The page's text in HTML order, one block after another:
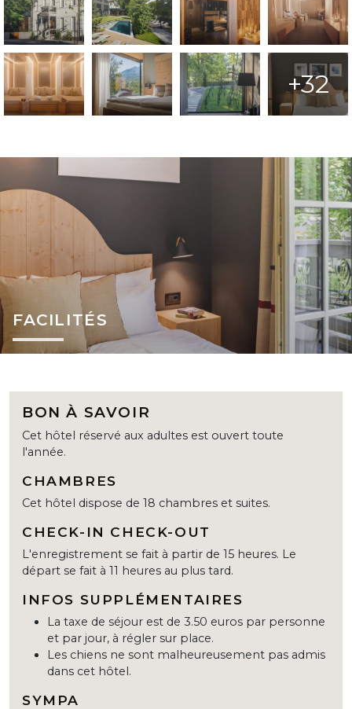
+32
FACILITÉS
BON À SAVOIR
Cet hôtel réservé aux adultes est ouvert toute
l'année.
CHAMBRES
Cet hôtel dispose de 18 chambres et suites.
CHECK-IN CHECK-OUT
L'enregistrement se fait à partir de 15 heures. Le
départ se fait à 11 heures au plus tard.
INFOS SUPPLÉMENTAIRES
La taxe de séjour est de 3.50 euros par personne
et par jour, à régler sur place.
Les chiens ne sont malheureusement pas admis
dans cet hôtel.
SYMPA